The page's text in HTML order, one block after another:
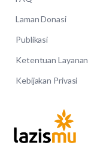
Laman Donasi
Publikasi
Ketentuan Layanan
Kebijakan Privasi